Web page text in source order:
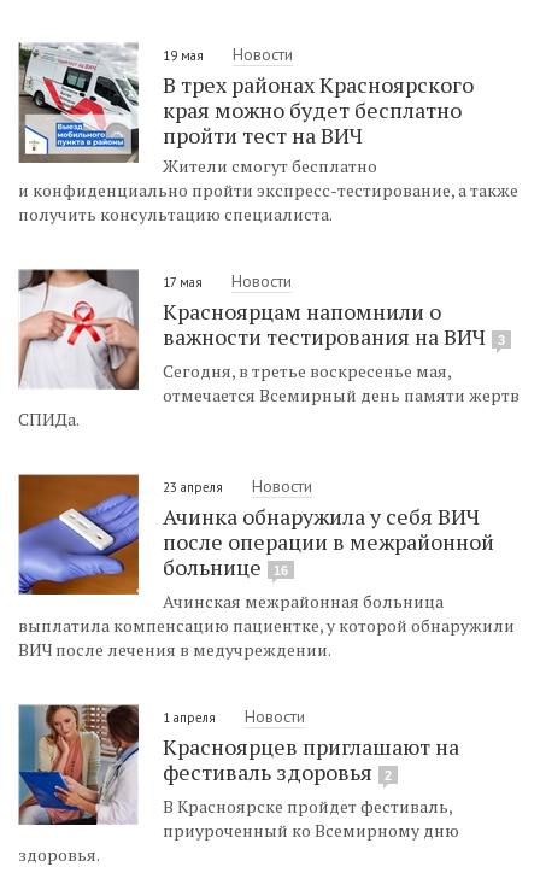
19 мая Новости
В трех районах Красноярского
края можно будет бесплатно
пройти тест на ВИЧ
Жители смогут бесплатно
и конфиденциально пройти экспресс-тестирование, а также
получить консультацию специалиста.
17 мая Новости
Красноярцам напомнили о
важности тестирования на ВИЧ
3
Сегодня, в третье воскресенье мая,
отмечается Всемирный день памяти жертв
СПИДа.
23 апреля Новости
Ачинка обнаружила у себя ВИЧ
после операции в межрайонной
больнице
16
Ачинская межрайонная больница
выплатила компенсацию пациентке, у которой обнаружили
ВИЧ после лечения в медучреждении.
1 апреля Новости
Красноярцев приглашают на
фестиваль здоровья
2
В Красноярске пройдет фестиваль,
приуроченный ко Всемирному дню
здоровья.